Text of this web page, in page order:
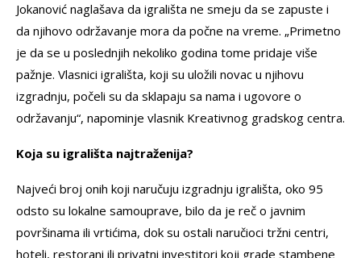
Jokanović naglašava da igrališta ne smeju da se zapuste i
da njihovo održavanje mora da počne na vreme. „Primetno
je da se u poslednjih nekoliko godina tome pridaje više
pažnje. Vlasnici igrališta, koji su uložili novac u njihovu
izgradnju, počeli su da sklapaju sa nama i ugovore o
održavanju“, napominje vlasnik Kreativnog gradskog centra.
Koja su igrališta najtraženija?
Najveći broj onih koji naručuju izgradnju igrališta, oko 95
odsto su lokalne samouprave, bilo da je reč o javnim
površinama ili vrtićima, dok su ostali naručioci tržni centri,
hoteli, restorani ili privatni investitori koji grade stambene